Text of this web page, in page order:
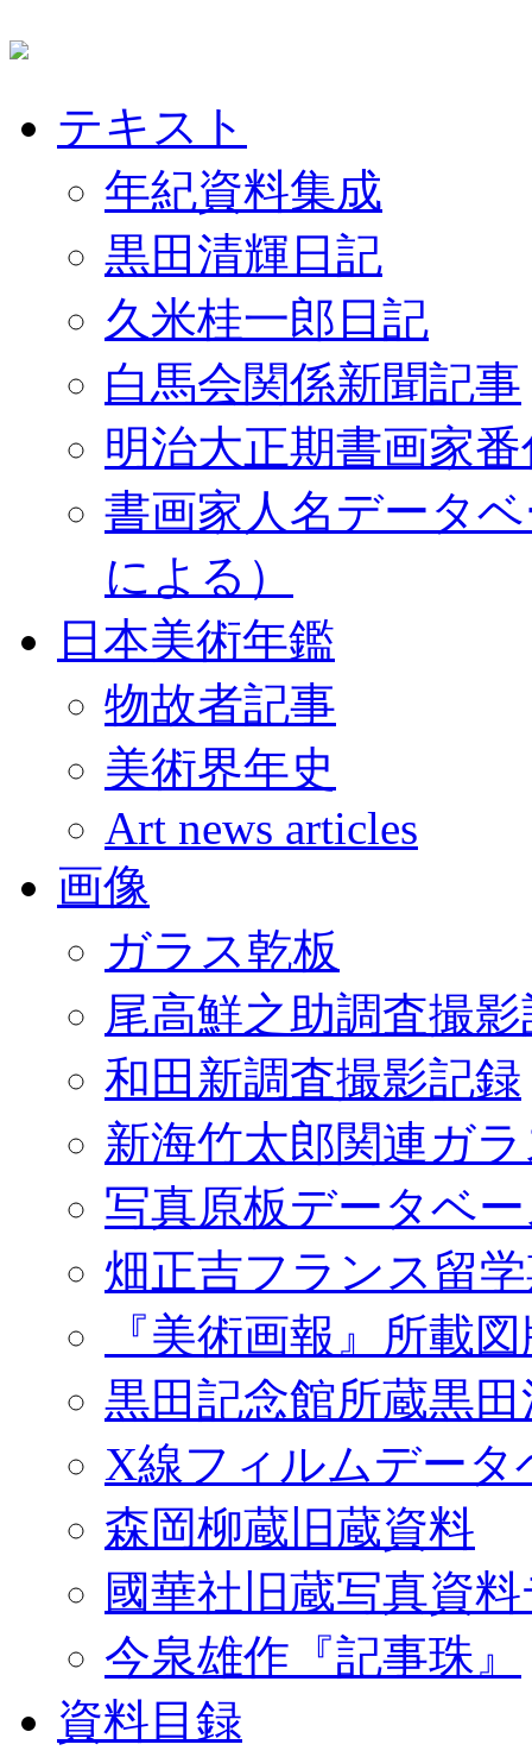
テキスト
年紀資料集成
黒田清輝日記
久米桂一郎日記
白馬会関係新聞記事
明治大正期書画家
書画家人名データ
による）
日本美術年鑑
物故者記事
美術界年史
Art news articles
画像
ガラス乾板
尾高鮮之助調査撮
和田新調査撮影記録
新海竹太郎関連ガ
写真原板データベ
畑正吉フランス留
『美術画報』所載
黒田記念館所蔵黒
X線フィルムデータ
森岡柳蔵旧蔵資料
國華社旧蔵写真資
今泉雄作『記事珠』
資料目録